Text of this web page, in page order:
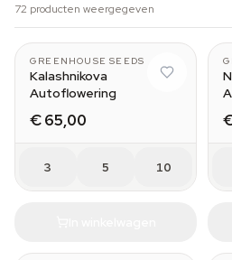
72 producten weergegeven
GREENHOUSE SEEDS
Kalashnikova
Autoflowering
€ 65,00
3 5 10